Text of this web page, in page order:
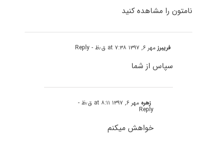
نامتون را مشاهده کنید
فریبرزمهر ۶, ۱۳۹۷ at ۷:۳۸ ق٫ظ - Reply
سپاس از شما
زهره مهر ۶, ۱۳۹۷ at ۸:۱۱ ق٫ظ -
Reply
خواهش میکنم